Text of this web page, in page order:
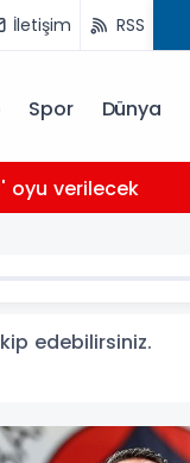
İletişim RSS
Spor Dünya
oyu verilecek
edebilirsiniz.